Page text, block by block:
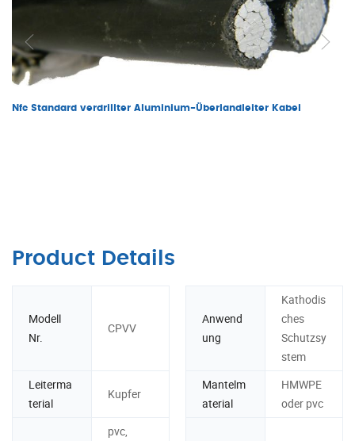
Nfc Standard verdrillter Aluminium-Überlandleiter Kabel
Product Details
Modell
Nr.
CPVV
Anwend
ung
Kathodis
ches
Schutzsy
stem
Leiterma
terial
Kupfer
Mantelm
aterial
HMWPE
oder pvc
pvc,